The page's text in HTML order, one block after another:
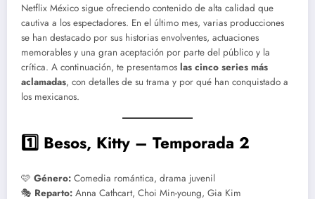
Netflix México sigue ofreciendo contenido de alta calidad que
cautiva a los espectadores. En el último mes, varias producciones
se han destacado por sus historias envolventes, actuaciones
memorables y una gran aceptación por parte del público y la
crítica. A continuación, te presentamos las cinco series más
aclamadas, con detalles de su trama y por qué han conquistado a
los mexicanos.
1️⃣ Besos, Kitty – Temporada 2
🩷 Género: Comedia romántica, drama juvenil
🎭 Reparto: Anna Cathcart, Choi Min-young, Gia Kim